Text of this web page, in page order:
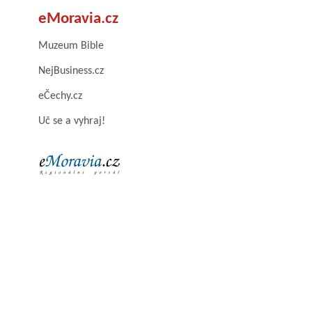
eMoravia.cz
Muzeum Bible
NejBusiness.cz
eČechy.cz
Uč se a vyhraj!